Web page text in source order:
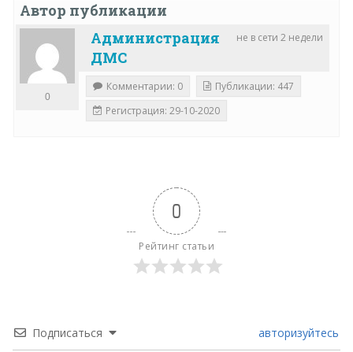
Автор публикации
не в сети 2 недели
Администрация
ДМС
0
Комментарии: 0
Публикации: 447
Регистрация: 29-10-2020
0
Рейтинг статьи
Подписаться авторизуйтесь